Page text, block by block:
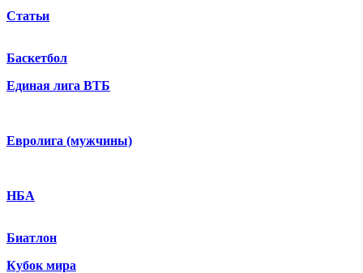
Статьи
Баскетбол
Единая лига ВТБ
Евролига (мужчины)
НБА
Биатлон
Кубок мира